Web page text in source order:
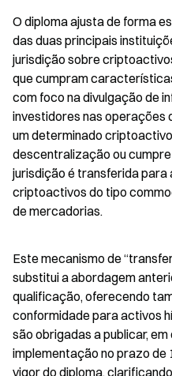
O diploma ajusta de forma
das duas principais
jurisdição sobre
que cumpram
com foco na divulgação de
investidores nas operações
um determinado
descentralização ou
jurisdição é transferida para
criptoactivos do tipo
de mercadorias.
Este mecanismo de
substitui a abordagem
qualificação, oferecendo
conformidade para activos
são obrigadas a publicar,
implementação no prazo de
vigor do diploma,